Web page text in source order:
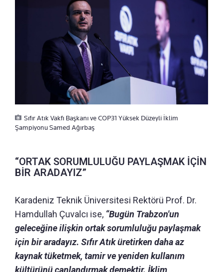
Sıfır Atık Vakfı Başkanı ve COP31 Yüksek Düzeyli İklim
Şampiyonu Samed Ağırbaş
“ORTAK SORUMLULUĞU PAYLAŞMAK İÇİN
BİR ARADAYIZ”
Karadeniz Teknik Üniversitesi Rektörü Prof. Dr.
Hamdullah Çuvalcı ise, “Bugün Trabzon'un
geleceğine ilişkin ortak sorumluluğu paylaşmak
için bir aradayız. Sıfır Atık üretirken daha az
kaynak tüketmek, tamir ve yeniden kullanım
kültürünü canlandırmak demektir. İklim